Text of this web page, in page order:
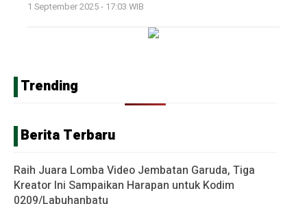
1 September 2025 - 17:03 WIB
Trending
Berita Terbaru
Raih Juara Lomba Video Jembatan Garuda, Tiga
Kreator Ini Sampaikan Harapan untuk Kodim